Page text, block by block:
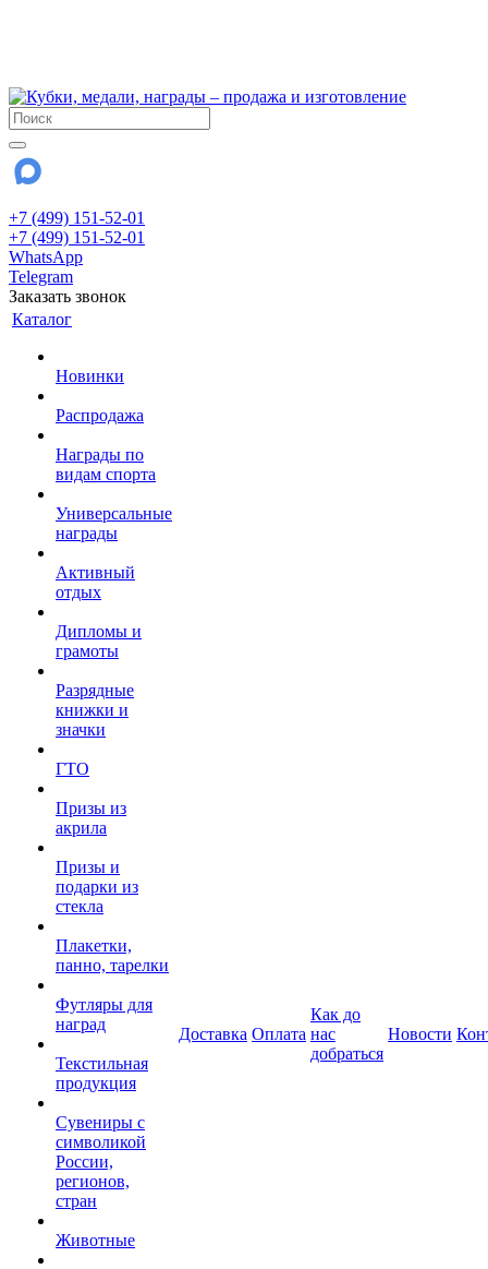
+7 (499) 151-52-01
+7 (499) 151-52-01
WhatsApp
Telegram
Заказать звонок
Каталог
Новинки
Распродажа
Награды по
видам спорта
Универсальные
награды
Активный
отдых
Дипломы и
грамоты
Разрядные
книжки и
значки
ГТО
Призы из
акрила
Призы и
подарки из
стекла
Плакетки,
панно, тарелки
Футляры для
наград
Текстильная
продукция
Сувениры с
символикой
России,
регионов,
стран
Животные
Доставка Оплата
Как до
нас
добраться
Новости